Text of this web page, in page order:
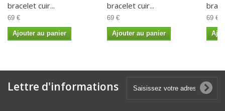
bracelet cuir...
69 €
Ajouter au panier
bracelet cuir...
69 €
Ajouter au panier
69 €
Lettre d'informations